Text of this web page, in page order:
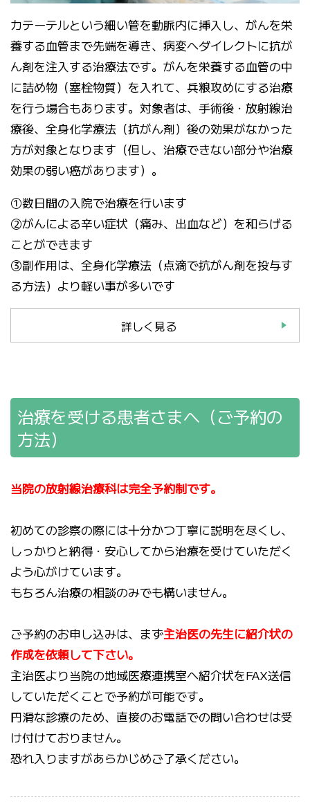
カテーテルという細い管を動脈内に挿入し、がんを栄
養する血管まで先端を導き、病変へダイレクトに抗が
ん剤を注入する治療法です。がんを栄養する血管の中
に詰め物（塞栓物質）を入れて、兵粮攻めにする治療
を行う場合もあります。対象者は、手術後・放射線治
療後、全身化学療法（抗がん剤）後の効果がなかった
方が対象となります（但し、治療できない部分や治療
効果の弱い癌があります）。
①数日間の入院で治療を行います
②がんによる辛い症状（痛み、出血など）を和らげる
ことができます
③副作用は、全身化学療法（点滴で抗がん剤を投与す
る方法）より軽い事が多いです
詳しく見る
治療を受ける患者さまへ（ご予約の
方法）
当院の放射線治療科は完全予約制です。
初めての診察の際には十分かつ丁寧に説明を尽くし、
しっかりと納得・安心してから治療を受けていただく
よう心がけています。
もちろん治療の相談のみでも構いません。
ご予約のお申し込みは、まず主治医の先生に紹介状の
作成を依頼して下さい。
主治医より当院の地域医療連携室へ紹介状をFAX送信
していただくことで予約が可能です。
円滑な診療のため、直接のお電話での問い合わせは受
け付けておりません。
恐れ入りますがあらかじめご了承ください。